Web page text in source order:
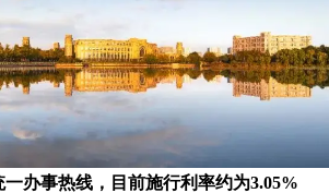
办事热线，目前施行利率约为3.05%